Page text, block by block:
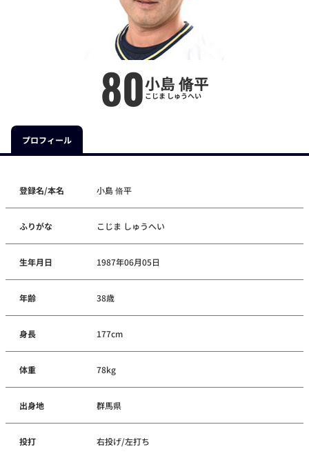
80小島 脩平
こじま しゅうへい
プロフィール
登録名/本名 小島 脩平
ふりがな こじま しゅうへい
生年月日 1987年06月05日
年齢 38歳
身長 177cm
体重 78kg
出身地 群馬県
投打 右投げ/左打ち